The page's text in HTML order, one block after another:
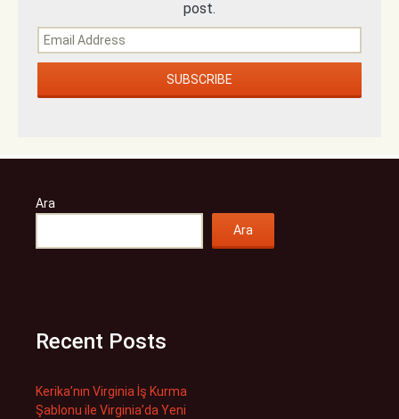
post.
Ara
Ara
Recent Posts
Kerika’nın Virginia İş Kurma
Şablonu ile Virginia’da Yeni